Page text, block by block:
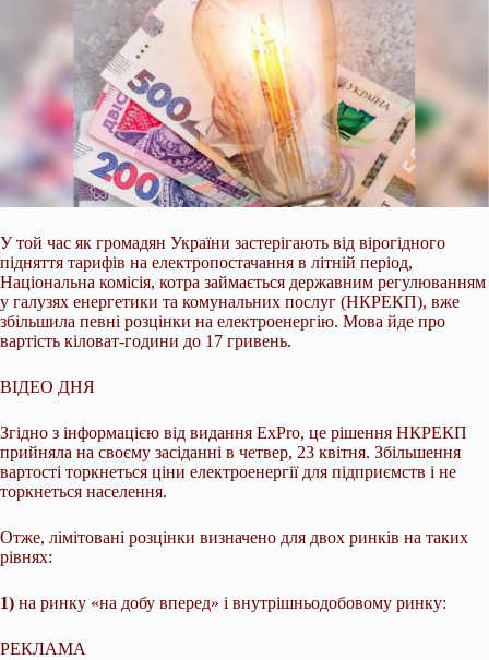
У той час як громадян України застерігають від вірогідного
підняття тарифів на електропостачання в літній період,
Національна комісія, котра займається державним регулюванням
у галузях енергетики та комунальних послуг (НКРЕКП), вже
збільшила певні розцінки на електроенергію. Мова йде про
вартість кіловат-години до 17 гривень.
ВІДЕО ДНЯ
Згідно з інформацією від видання ExPro, це рішення НКРЕКП
прийняла на своєму засіданні в четвер, 23 квітня. Збільшення
вартості торкнеться ціни електроенергії для підприємств і не
торкнеться населення.
Отже, лімітовані розцінки визначено для двох ринків на таких
рівнях:
1) на ринку «на добу вперед» і внутрішньодобовому ринку:
РЕКЛАМА